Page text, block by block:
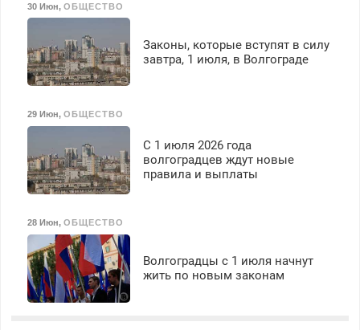
30 Июн, ОБЩЕСТВО
Законы, которые вступят в силу
завтра, 1 июля, в Волгограде
29 Июн, ОБЩЕСТВО
С 1 июля 2026 года
волгоградцев ждут новые
правила и выплаты
28 Июн, ОБЩЕСТВО
Волгоградцы с 1 июля начнут
жить по новым законам